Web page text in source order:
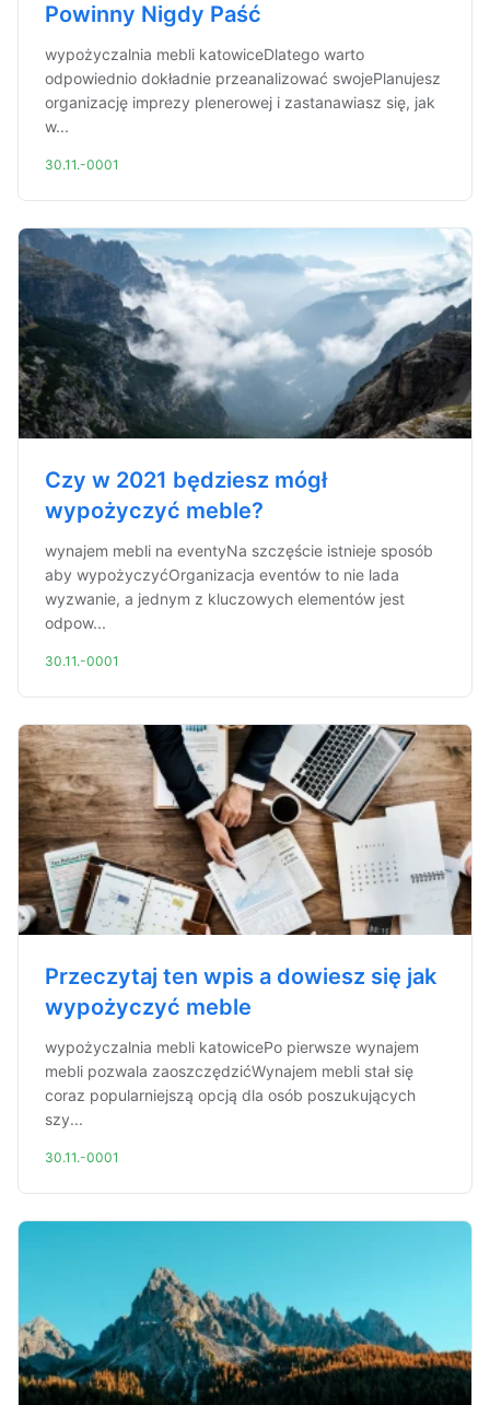
Powinny Nigdy Paść
wypożyczalnia mebli katowiceDlatego warto
odpowiednio dokładnie przeanalizować swojePlanujesz
organizację imprezy plenerowej i zastanawiasz się, jak
w...
30.11.-0001
Czy w 2021 będziesz mógł
wypożyczyć meble?
wynajem mebli na eventyNa szczęście istnieje sposób
aby wypożyczyćOrganizacja eventów to nie lada
wyzwanie, a jednym z kluczowych elementów jest
odpow...
30.11.-0001
Przeczytaj ten wpis a dowiesz się jak
wypożyczyć meble
wypożyczalnia mebli katowicePo pierwsze wynajem
mebli pozwala zaoszczędzićWynajem mebli stał się
coraz popularniejszą opcją dla osób poszukujących
szy...
30.11.-0001